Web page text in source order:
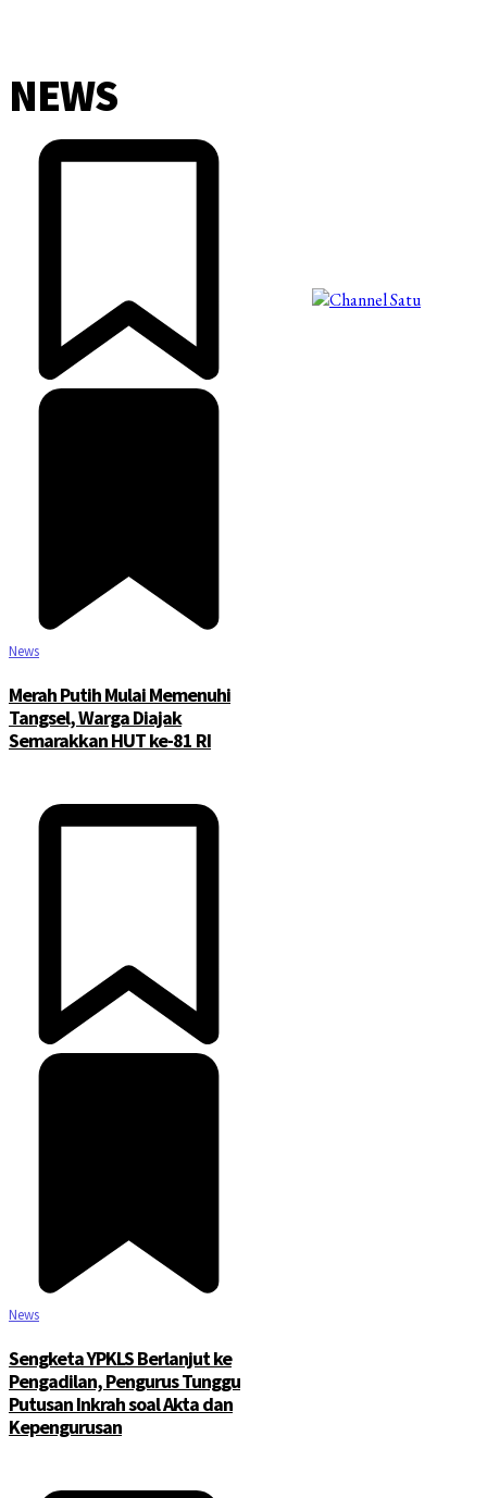
NEWS
News
Merah Putih Mulai Memenuhi
Tangsel, Warga Diajak
Semarakkan HUT ke-81 RI
News
Sengketa YPKLS Berlanjut ke
Pengadilan, Pengurus Tunggu
Putusan Inkrah soal Akta dan
Kepengurusan